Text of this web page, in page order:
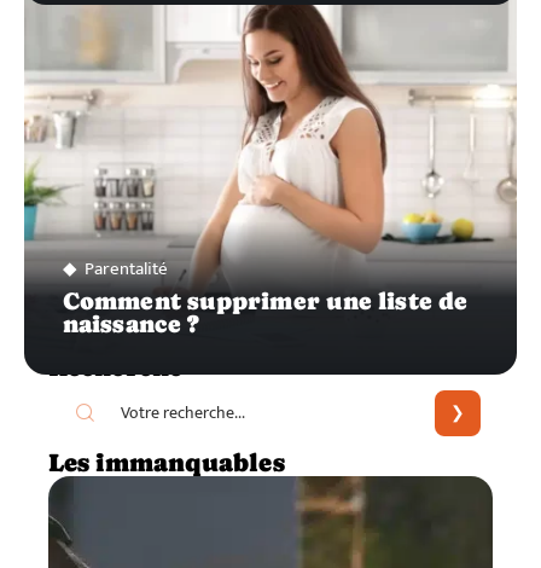
Parentalité
Comment supprimer une liste de
naissance ?
Les immanquables